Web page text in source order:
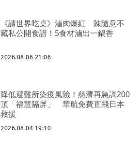
《請世界吃桌》滷肉爆紅 陳隨意不
藏私公開食譜！5食材滷出一鍋香
2026.08.06 21:06
降低避難所染疫風險！慈濟再急調200
頂「福慧隔屏」 華航免費直飛日本
救援
2026.08.04 19:10